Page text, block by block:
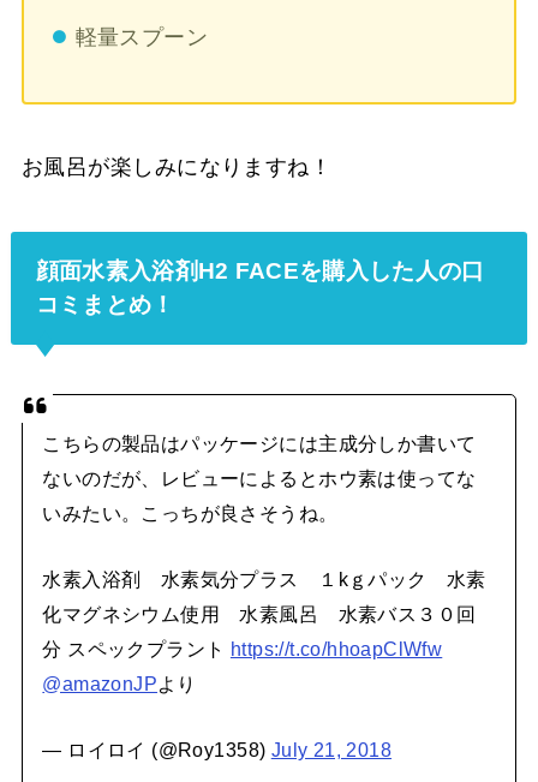
軽量スプーン
お風呂が楽しみになりますね！
顔面水素入浴剤H2 FACEを購入した人の口
コミまとめ！
こちらの製品はパッケージには主成分しか書いて
ないのだが、レビューによるとホウ素は使ってな
いみたい。こっちが良さそうね。
水素入浴剤 水素気分プラス １kｇパック 水素
化マグネシウム使用 水素風呂 水素バス３０回
分 スペックプラント https://t.co/hhoapClWfw
@amazonJPより
— ロイロイ (@Roy1358) July 21, 2018